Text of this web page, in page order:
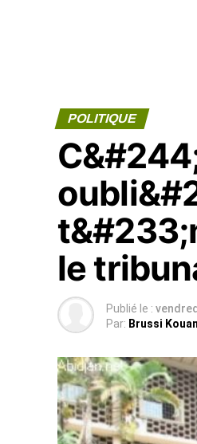
POLITIQUE
le
Publié le :
Par: Brussi